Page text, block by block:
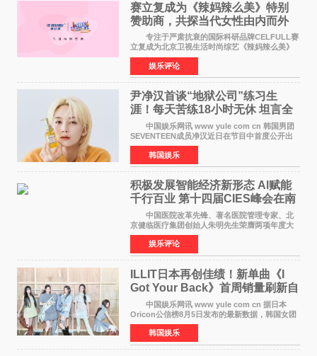
赛立复成为《辣妈辣么美》特别
赞助商，共探当代女性由内而外
活力美
专注于严肃抗衰的国际科研品牌CELFULL赛
立复成为北京卫视生活时尚综艺《辣妈辣么美》
的特别赞助商,明星辣妈袁咏仪倾情参与，向广大
都市女性传递健康生活新主张，寄语当代女性在
家庭与自我之间
娱乐评论
尹净汉首谈“地狱公司”练习生
涯！每天苦练18小时无休 坦言全
靠成员撑过来
中国娱乐网讯 www yule com cn 韩国男团
SEVENTEEN成员净汉近日在节目中首度公开出
道前的残酷练习生经历，并提及经纪公司Pledis
娱乐，引发广泛关注。 在8月2日播出的日本
TBS综艺节目《周
韩国娱乐
积极发展智能经济新形态 Al赋能
千行百业 第十四届CIES峰会在南
京盛大召开
中国医院改革先锋、著名医院管理专家、北
京健临医疗集团创始人朱明先生荣膺两项年度大
奖 2026年7月31日，盛夏金陵，长江之畔，
以重落地·真务实·强链接为主题的2026&lsquo;人
工智能+&rsquo
娱乐评论
ILLIT日本再创佳绩！新单曲《I
Got Your Back》首周销量刷新自
身纪录
中国娱乐网讯 www yule com cn 据日本
Oricon公信榜8月5日发布的最新数据，韩国女团
ILLIT在日本发行的第二张单曲《I Got Your
Back》首周销量达到71,009张，成功跻身最新一
期周单曲排行
韩国娱乐